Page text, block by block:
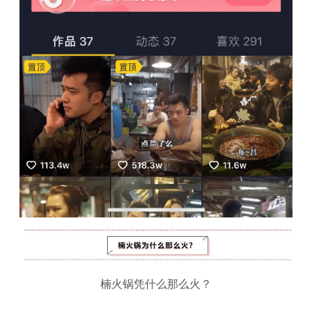
楠火锅凭什么那么火？